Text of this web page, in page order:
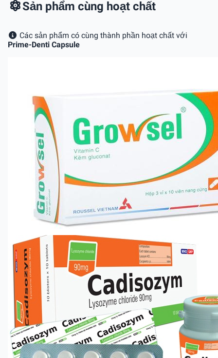
Sản phẩm cùng hoạt chất
Các sản phẩm có cùng thành phần hoạt chất với
Prime-Denti Capsule